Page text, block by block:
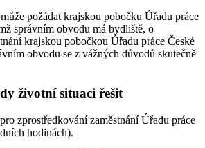
požádat krajskou pobočku Úřadu práce
správním obvodu má bydliště, o
krajskou pobočkou Úřadu práce České
obvodu se z vážných důvodů skutečně
životní situaci řešit
zprostředkování zaměstnání Úřadu práce
hodinách).